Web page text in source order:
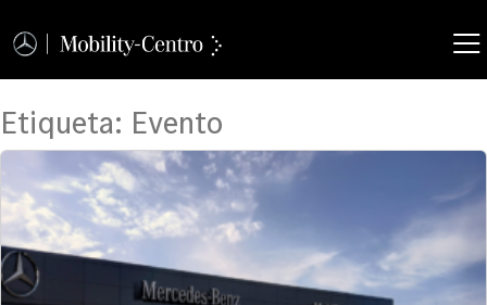
Etiqueta: Evento